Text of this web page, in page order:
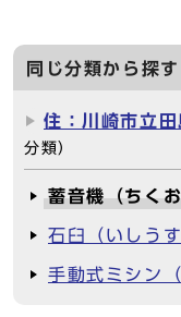
同じ分類から探す
住：川崎市立田
分類）
蓄音機（ちく
石臼（いしうす
手動式ミシン